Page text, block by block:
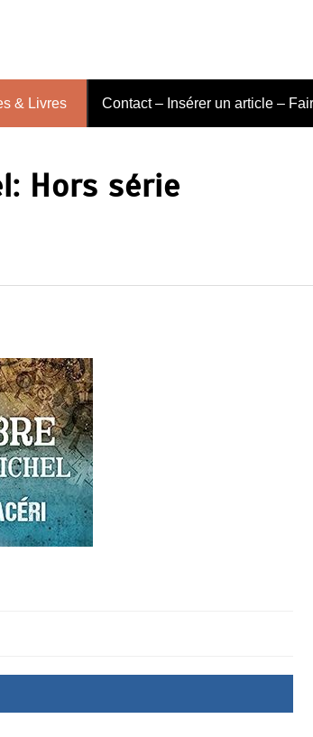
& Livres Contact – Insérer un article –
Hors série
Dans Thriller
Le coupable n’est pas Camille